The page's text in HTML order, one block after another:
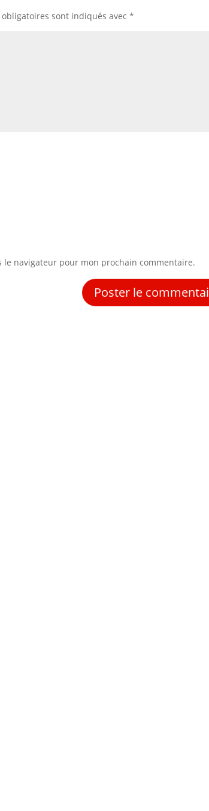
obligatoires sont indiqués avec*
navigateur pour mon prochain commentaire.